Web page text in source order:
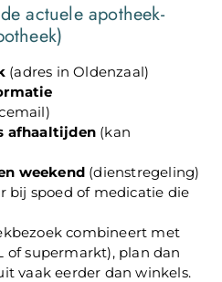
actuele apotheek-
(adres in Oldenzaal)
afhaaltijden (kan
weekend (dienstregeling)
bij spoed of medicatie die
combineert met
of supermarkt), plan dan
vaak eerder dan winkels.